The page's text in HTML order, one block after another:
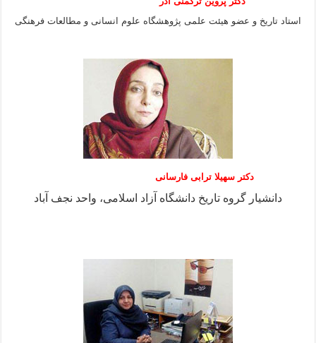
استاد تاریخ و عضو هیئت علمی پژوهشگاه علوم انسانی و مطالعات فرهنگى
دکتر سهیلا ترابی فارسانی
دانشیار گروه تاریخ دانشگاه آزاد اسلامی، واحد نجف آباد